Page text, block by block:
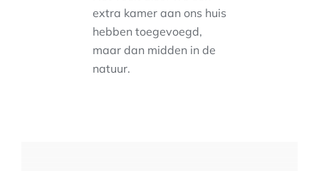
extra kamer aan ons huis
hebben toegevoegd,
maar dan midden in de
natuur.